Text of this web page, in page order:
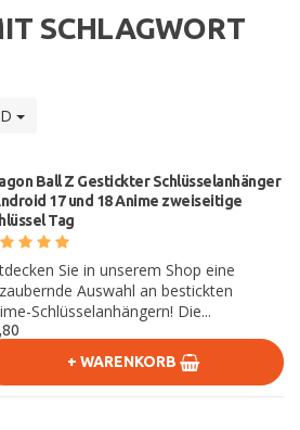
SCHLAGWORT
Ball Z Gestickter Schlüsselanhänger
17 und 18 Anime zweiseitige
Tag
Sie in unserem Shop eine
Auswahl an bestickten
Schlüsselanhängern! Die...
+ WARENKORB